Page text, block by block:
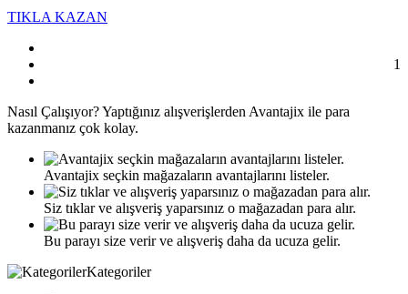
TIKLA KAZAN
1
Nasıl Çalışıyor?Yaptığınız alışverişlerden Avantajix ile para
kazanmanız çok kolay.
Avantajix seçkin mağazaların avantajlarını listeler.
Siz tıklar ve alışveriş yaparsınız o mağazadan para alır.
Bu parayı size verir ve alışveriş daha da ucuza gelir.
Kategoriler